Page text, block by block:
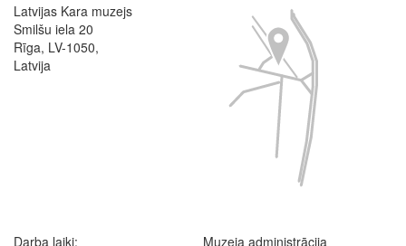
Latvijas Kara muzejs
Smilšu iela 20
Rīga, LV-1050,
Latvija
Darba laiki:
Muzeja administrācija